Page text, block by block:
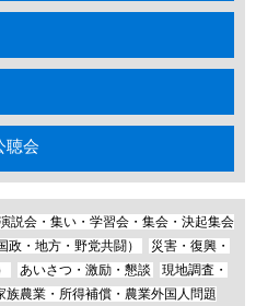
聴会
説会・集い・学習会・集会・決起集会
政・地方・野党共闘）
災害・復興・
あいさつ・激励・懇談
現地調査・
族農業・所得補償・農業外国人問題